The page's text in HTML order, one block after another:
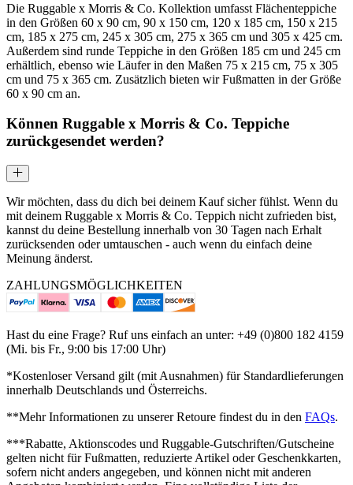
Die Ruggable x Morris & Co. Kollektion umfasst Flächenteppiche
in den Größen 60 x 90 cm, 90 x 150 cm, 120 x 185 cm, 150 x 215
cm, 185 x 275 cm, 245 x 305 cm, 275 x 365 cm und 305 x 425 cm.
Außerdem sind runde Teppiche in den Größen 185 cm und 245 cm
erhältlich, ebenso wie Läufer in den Maßen 75 x 215 cm, 75 x 305
cm und 75 x 365 cm. Zusätzlich bieten wir Fußmatten in der Größe
60 x 90 cm an.
Können Ruggable x Morris & Co. Teppiche
zurückgesendet werden?
Wir möchten, dass du dich bei deinem Kauf sicher fühlst. Wenn du
mit deinem Ruggable x Morris & Co. Teppich nicht zufrieden bist,
kannst du deine Bestellung innerhalb von 30 Tagen nach Erhalt
zurücksenden oder umtauschen - auch wenn du einfach deine
Meinung änderst.
ZAHLUNGSMÖGLICHKEITEN
Hast du eine Frage? Ruf uns einfach an unter: +49 (0)800 182 4159
(Mi. bis Fr., 9:00 bis 17:00 Uhr)
*Kostenloser Versand gilt (mit Ausnahmen) für Standardlieferungen
innerhalb Deutschlands und Österreichs.
**Mehr Informationen zu unserer Retoure findest du in den FAQs.
***Rabatte, Aktionscodes und Ruggable-Gutschriften/Gutscheine
gelten nicht für Fußmatten, reduzierte Artikel oder Geschenkkarten,
sofern nicht anders angegeben, und können nicht mit anderen